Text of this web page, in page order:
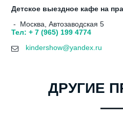
Детское выездное кафе на
- Москва, Автозаводская 5
Тел: + 7 (965) 199 4774
kindershow@yandex.ru
ДРУГИЕ